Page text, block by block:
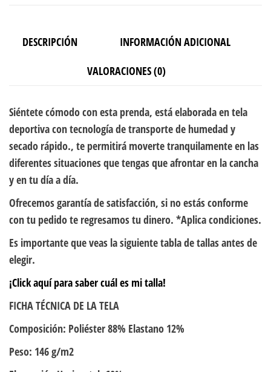
DESCRIPCIÓN
INFORMACIÓN ADICIONAL
VALORACIONES (0)
Siéntete cómodo con esta prenda, está elaborada en tela
deportiva con tecnología de transporte de humedad y
secado rápido., te permitirá moverte tranquilamente en las
diferentes situaciones que tengas que afrontar en la cancha
y en tu día a día.
Ofrecemos garantía de satisfacción, si no estás conforme
con tu pedido te regresamos tu dinero. *Aplica condiciones.
Es importante que veas la siguiente tabla de tallas antes de
elegir.
¡Click aquí para saber cuál es mi talla!
FICHA TÉCNICA DE LA TELA
Composición: Poliéster 88% Elastano 12%
Peso: 146 g/m2